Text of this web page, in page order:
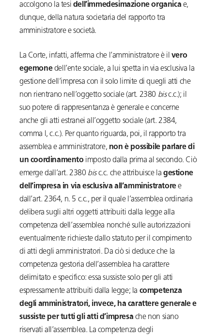
accolgono la tesi dell’immedesimazione organica e,
dunque, della natura societaria del rapporto tra
amministratore e società.
La Corte, infatti, afferma che l’amministratore è il vero
egemonedell’ente sociale, a lui spetta in via esclusiva la
gestione dell’impresa con il solo limite di quegli atti che
non rientrano nell’oggetto sociale (art. 2380 bisc.c.); il
suo potere di rappresentanza è generale e concerne
anche gli atti estranei all’oggetto sociale (art. 2384,
comma l, c.c.). Per quanto riguarda, poi, il rapporto tra
assemblea e amministratore, non è possibile parlare di
un coordinamento imposto dalla prima al secondo. Ciò
emerge dall’art. 2380 bisc.c. che attribuisce lagestione
dell’impresa in via esclusiva all’amministratoree
dall’art. 2364, n. 5 c.c., per il quale l’assemblea ordinaria
delibera sugli altri oggetti attribuiti dalla legge alla
competenza dell’assemblea nonché sulle autorizzazioni
eventualmente richieste dallo statuto per il compimento
di atti degli amministratori. Da ciò si deduce che la
competenza gestoria dell’assemblea ha carattere
delimitato e specifico: essa sussiste solo per gli atti
espressamente attribuiti dalla legge; la competenza
degli amministratori, invece, ha carattere generale e
sussiste per tutti gli atti d’impresa che non siano
riservati all’assemblea. La competenza degli